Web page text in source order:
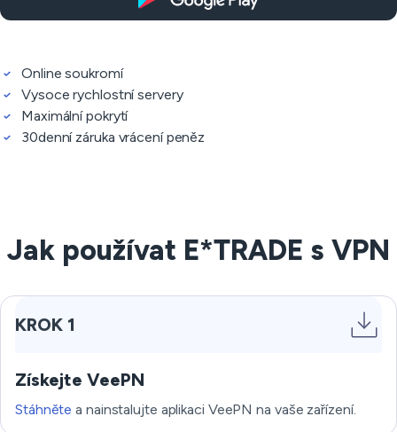
Online soukromí
Vysoce rychlostní servery
Maximální pokrytí
30denní záruka vrácení peněz
Jak používat E*TRADE s VPN
KROK 1
Získejte VeePN
Stáhněte a nainstalujte aplikaci VeePN na vaše zařízení.